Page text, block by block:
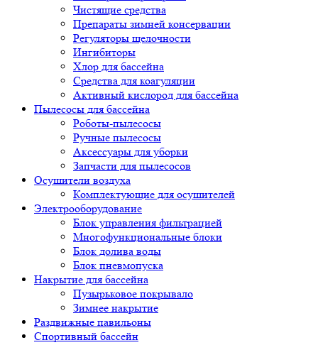
Чистящие средства
Препараты зимней консервации
Регуляторы щелочности
Ингибиторы
Хлор для бассейна
Средства для коагуляции
Активный кислород для бассейна
Пылесосы для бассейна
Роботы-пылесосы
Ручные пылесосы
Аксессуары для уборки
Запчасти для пылесосов
Осушители воздуха
Комплектующие для осушителей
Электрооборудование
Блок управления фильтрацией
Многофункциональные блоки
Блок долива воды
Блок пневмопуска
Накрытие для бассейна
Пузырьковое покрывало
Зимнее накрытие
Раздвижные павильоны
Спортивный бассейн